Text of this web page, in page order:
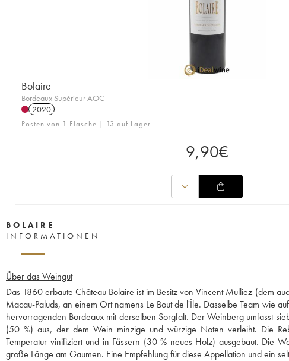
Bolaire
Bordeaux Supérieur AOC
2020
Posten von 1 Flasche | 13 auf Lager
9,90€
BOLAIRE
INFORMATIONEN
Über das Weingut
Das 1860 erbaute Château Bolaire ist im Besitz von Vincent Mulliez (dem
Macau-Paluds, an einem Ort namens Le Bout de l'Île. Dasselbe Team wie
hervorragenden Bordeaux mit derselben Sorgfalt. Der Weinberg umfasst
(50 %) aus, der dem Wein minzige und würzige Noten verleiht. Die
Temperatur vinifiziert und in Fässern (30 % neues Holz) ausgebaut. Die
große Länge am Gaumen. Eine Empfehlung für diese Appellation und ein